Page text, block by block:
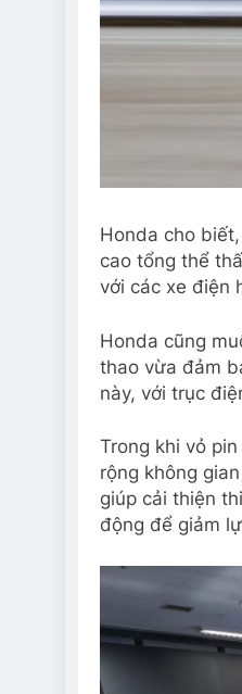
Honda cho
cao tổng thể
với các xe điện
Honda cũng
thao vừa đảm
này, với trục
Trong khi vỏ
rộng không
giúp cải thiện
động để giảm